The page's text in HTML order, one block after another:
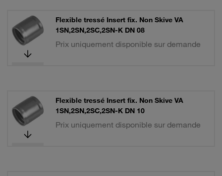
Flexible tressé Insert fix. Non Skive VA
1SN,2SN,2SC,2SN-K DN 08
Prix uniquement disponible sur demande
Flexible tressé Insert fix. Non Skive VA
1SN,2SN,2SC,2SN-K DN 10
Prix uniquement disponible sur demande